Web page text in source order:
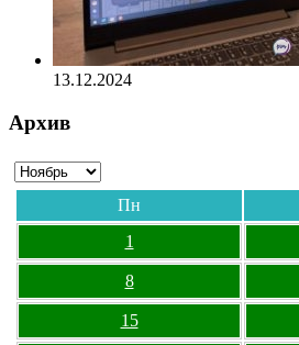
13.12.2024
Архив
Пн
1
8
15